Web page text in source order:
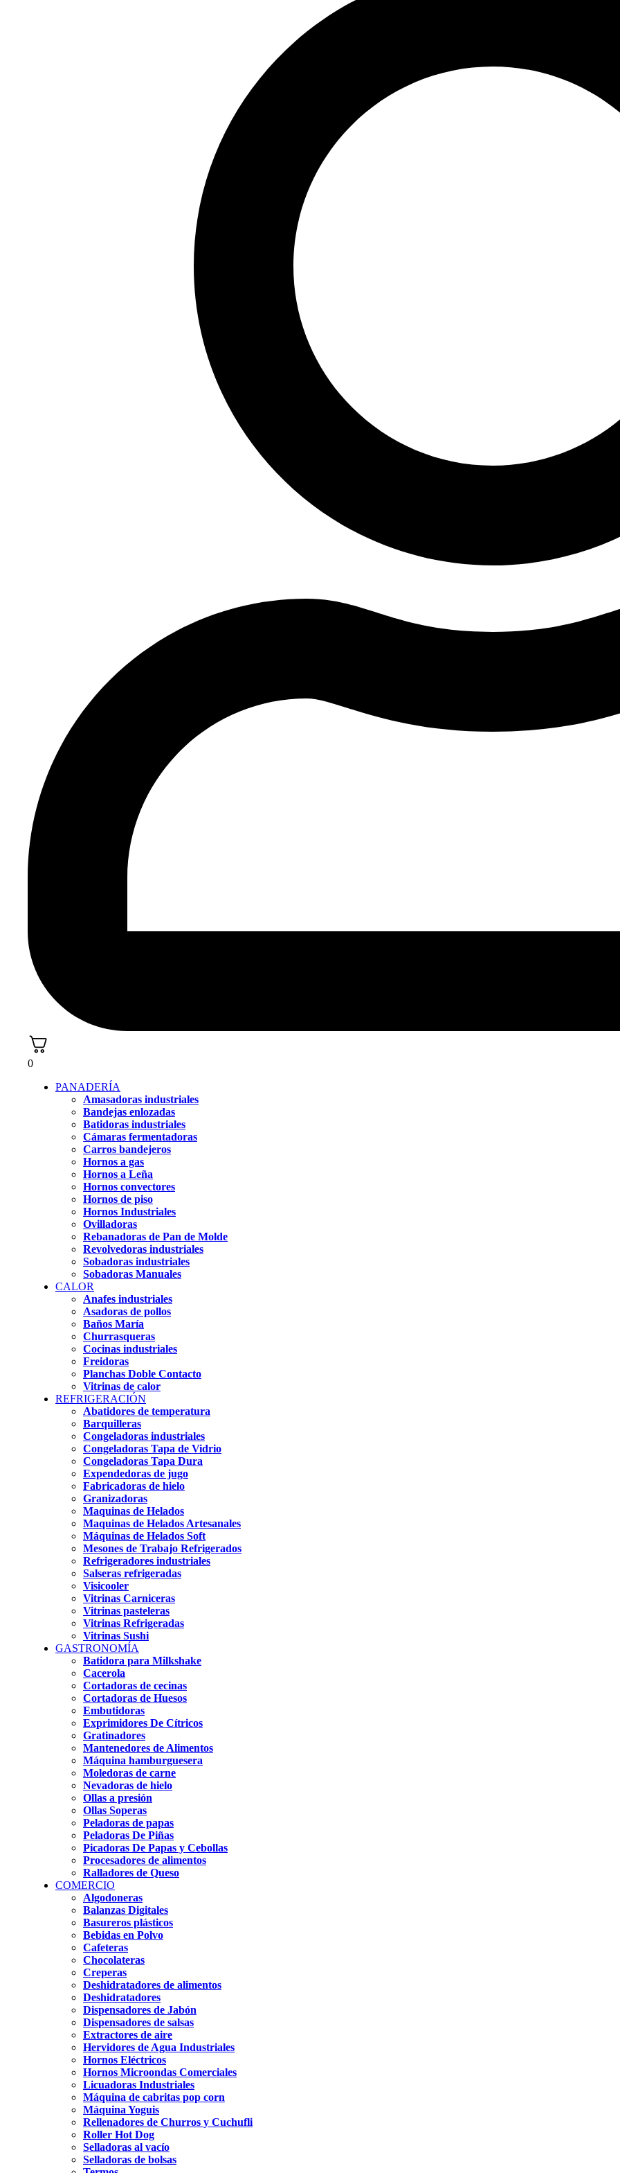
0
PANADERÍA
Amasadoras industriales
Bandejas enlozadas
Batidoras industriales
Cámaras fermentadoras
Carros bandejeros
Hornos a gas
Hornos a Leña
Hornos convectores
Hornos de piso
Hornos Industriales
Ovilladoras
Rebanadoras de Pan de Molde
Revolvedoras industriales
Sobadoras industriales
Sobadoras Manuales
CALOR
Anafes industriales
Asadoras de pollos
Baños María
Churrasqueras
Cocinas industriales
Freidoras
Planchas Doble Contacto
Vitrinas de calor
REFRIGERACIÓN
Abatidores de temperatura
Barquilleras
Congeladoras industriales
Congeladoras Tapa de Vidrio
Congeladoras Tapa Dura
Expendedoras de jugo
Fabricadoras de hielo
Granizadoras
Maquinas de Helados
Maquinas de Helados Artesanales
Máquinas de Helados Soft
Mesones de Trabajo Refrigerados
Refrigeradores industriales
Salseras refrigeradas
Visicooler
Vitrinas Carniceras
Vitrinas pasteleras
Vitrinas Refrigeradas
Vitrinas Sushi
GASTRONOMÍA
Batidora para Milkshake
Cacerola
Cortadoras de cecinas
Cortadoras de Huesos
Embutidoras
Exprimidores De Cítricos
Gratinadores
Mantenedores de Alimentos
Máquina hamburguesera
Moledoras de carne
Nevadoras de hielo
Ollas a presión
Ollas Soperas
Peladoras de papas
Peladoras De Piñas
Picadoras De Papas y Cebollas
Procesadores de alimentos
Ralladores de Queso
COMERCIO
Algodoneras
Balanzas Digitales
Basureros plásticos
Bebidas en Polvo
Cafeteras
Chocolateras
Creperas
Deshidratadores de alimentos
Deshidratadores
Dispensadores de Jabón
Dispensadores de salsas
Extractores de aire
Hervidores de Agua Industriales
Hornos Eléctricos
Hornos Microondas Comerciales
Licuadoras Industriales
Máquina de cabritas pop corn
Máquina Yoguis
Rellenadores de Churros y Cuchufli
Roller Hot Dog
Selladoras al vacío
Selladoras de bolsas